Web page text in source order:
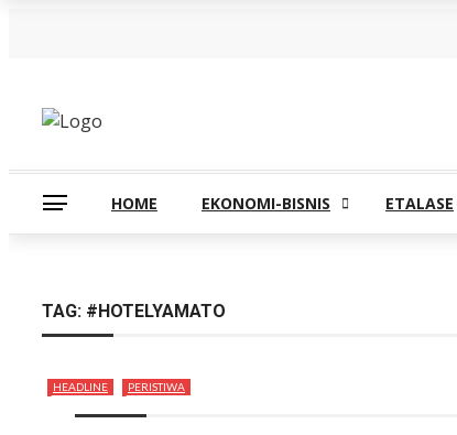
HOME EKONOMI-BISNIS ETALASE
TAG: #HOTELYAMATO
HEADLINE PERISTIWA